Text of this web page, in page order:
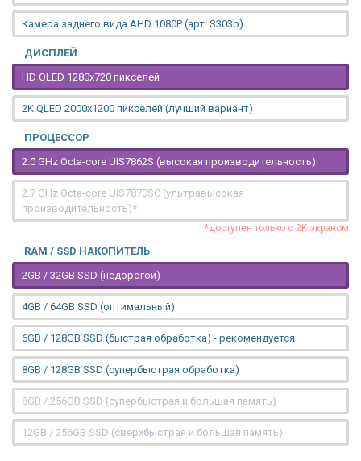
Камера заднего вида AHD 1080P (арт. S303b)
ДИСПЛЕЙ
HD QLED 1280x720 пикселей
2K QLED 2000х1200 пикселей (лучший вариант)
ПРОЦЕССОР
2.0 GHz Octa-core UIS7862S (высокая производительность)
2.7 GHz Octa-core UIS7870SC (ультравысокая
производительность)*
*доступен только с 2K экраном
RAM / SSD НАКОПИТЕЛЬ
2GB / 32GB SSD (недорогой)
4GB / 64GB SSD (оптимальный)
6GB / 128GB SSD (быстрая обработка) - рекомендуется
8GB / 128GB SSD (супербыстрая обработка)
8GB / 256GB SSD (супербыстрая и большая память)
12GB / 256GB SSD (сверхбыстрая и большая память)